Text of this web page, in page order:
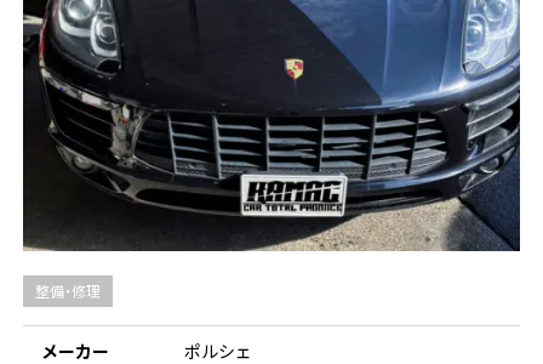
整備・修理
メーカー ポルシェ